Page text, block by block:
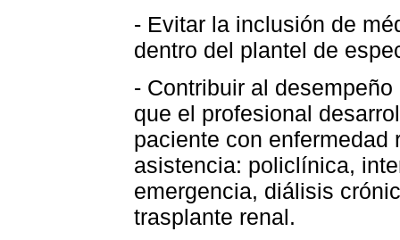
- Evitar la inclusión de
dentro del plantel de
- Contribuir al
que el profesional
paciente con enfermedad
asistencia: policlínica,
emergencia, diálisis
trasplante renal.